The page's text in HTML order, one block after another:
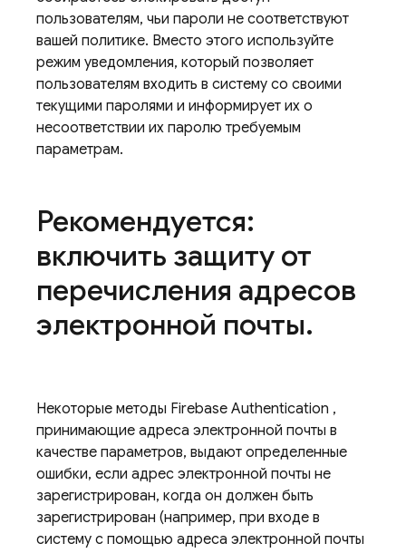
пользователям, чьи пароли не соответствуют
вашей политике. Вместо этого используйте
режим уведомления, который позволяет
пользователям входить в систему со своими
текущими паролями и информирует их о
несоответствии их паролю требуемым
параметрам.
Рекомендуется:
включить защиту от
перечисления адресов
электронной почты.
Некоторые методы Firebase Authentication ,
принимающие адреса электронной почты в
качестве параметров, выдают определенные
ошибки, если адрес электронной почты не
зарегистрирован, когда он должен быть
зарегистрирован (например, при входе в
систему с помощью адреса электронной почты